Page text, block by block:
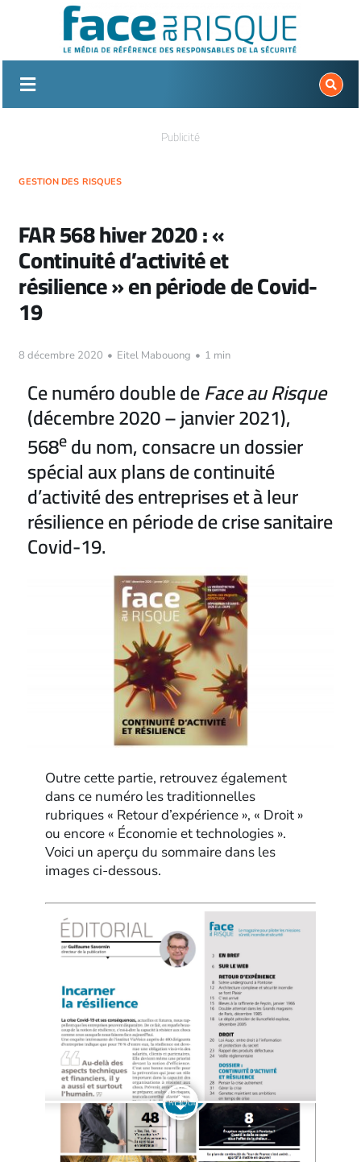
Publicité
GESTION DES RISQUES
FAR 568 hiver 2020 : «
Continuité d’activité et
résilience » en période de Covid-
19
8 décembre 2020 • Eitel Mabouong • 1 min
Ce numéro double deFace au Risque
(décembre 2020 – janvier 2021),
568edu nom, consacre un dossier
spécial aux plans de continuité
d’activité des entreprises et à leur
résilience en période de crise sanitaire
Covid-19.
Outre cette partie, retrouvez également
dans ce numéro les traditionnelles
rubriques « Retour d’expérience », « Droit »
ou encore « Économie et technologies ».
Voici un aperçu du sommaire dans les
images ci-dessous.